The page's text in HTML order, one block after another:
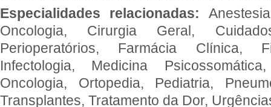
Especialidades relacionadas:
Oncologia, Cirurgia Geral,
Perioperatórios, Farmácia Clínica,
Infectologia, Medicina
Oncologia, Ortopedia, Pediatria,
Transplantes, Tratamento da Dor,